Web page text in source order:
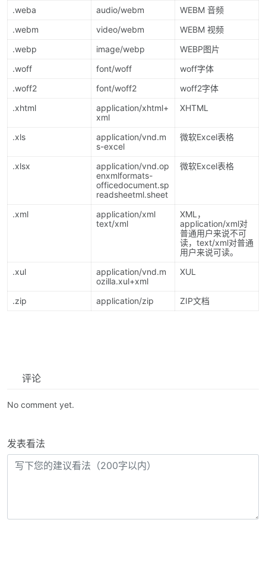
.weba
audio/webm
WEBM 音频
.webm
video/webm
WEBM 视频
.webp
image/webp
WEBP图片
.woff
font/woff
woff字体
.woff2
font/woff2
woff2字体
.xhtml
application/xhtml+
xml
XHTML
.xls
application/vnd.m
s-excel
微软Excel表格
.xlsx
application/vnd.op
enxmlformats-
officedocument.sp
readsheetml.sheet
微软Excel表格
.xml
application/xml
text/xml
XML，
application/xml对
普通用户来说不可
读，text/xml对普通
用户来说可读。
.xul
application/vnd.m
ozilla.xul+xml
XUL
.zip application/zip ZIP文档
评论
No comment yet.
发表看法